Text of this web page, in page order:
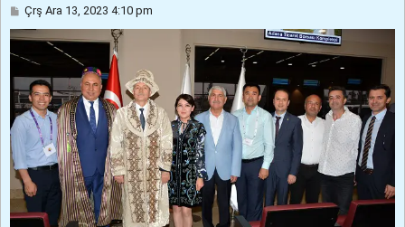
M
s
Çrş Ara 13, 2023 4:10 pm